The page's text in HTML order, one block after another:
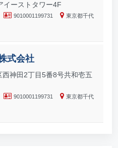
イーストタワー4F
9010001199731
東京都千代
式会社
西神田2丁目5番8号共和壱五
9010001199731
東京都千代